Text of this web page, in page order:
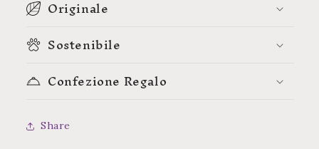
Originale
Sostenibile
Confezione Regalo
Share